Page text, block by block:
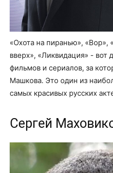
«Охота на пиранью»,
вверх», «Ликвидация» - вот
фильмов и сериалов, за
Машкова. Это один из
самых красивых русских
Сергей